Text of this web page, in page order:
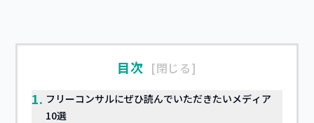
目次 閉じる
1. フリーコンサルにぜひ読んでいただきたいメディア
10選